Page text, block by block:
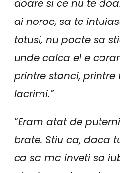
doare si ce nu te
ai noroc, sa te
totusi, nu poate sa
unde calca el e
printre stanci, printre
lacrimi.”
“Eram atat de
brate. Stiu ca, daca
ca sa ma inveti sa